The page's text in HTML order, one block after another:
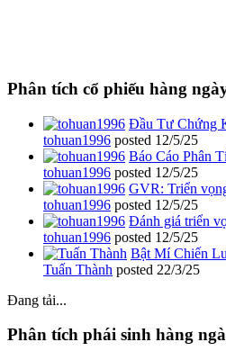
Phân tích cổ phiếu hàng
Đầu Tư Chứng
tohuan1996 posted 12/5/25
Báo Cáo Phân
tohuan1996 posted 12/5/25
GVR: Triển
tohuan1996 posted 12/5/25
Đánh giá triển
tohuan1996 posted 12/5/25
Bật Mí Chiến
Tuấn Thành posted 22/3/25
Đang tải...
Phân tích phái sinh hàng